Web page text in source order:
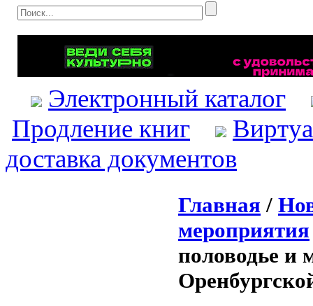
Электронный каталог
Продление книг
доставка документов
Главная /
мероприятия
половодье и